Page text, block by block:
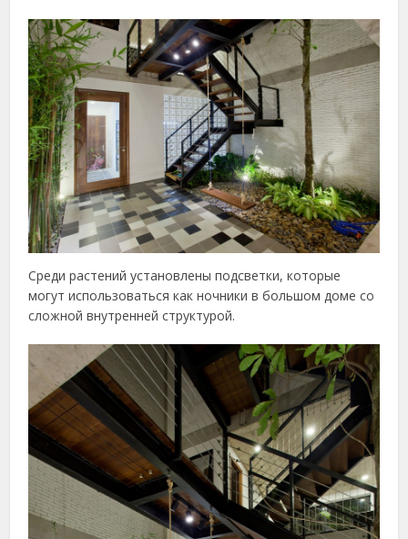
Среди растений установлены подсветки, которые
могут использоваться как ночники в большом доме со
сложной внутренней структурой.